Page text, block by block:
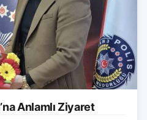
Anlamlı Ziyaret